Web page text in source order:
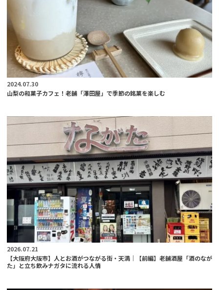
2024.07.30
山梨の和菓子カフェ！老舗「澤田屋」で季節の銘菓を楽しむ
2026.07.21
【大阪府大阪市】人とお酒がつながる街・天満｜【前編】老舗酒屋「酒のなが
た」と立ち飲みナガタに流れる人情